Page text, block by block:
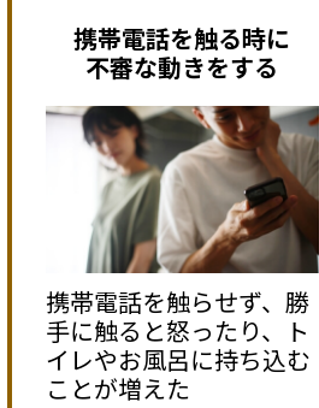
携帯電話を触る時に
不審な動きをする
携帯電話を触らせず、勝
手に触ると怒ったり、ト
イレやお風呂に持ち込む
ことが増えた